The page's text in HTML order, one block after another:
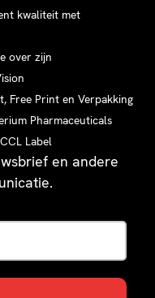
kwaliteit met
over zijn
Free Print en Verpakking
Pharmaceuticals
Label
en andere